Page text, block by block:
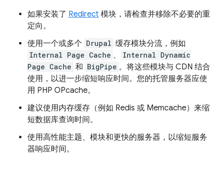
如果安装了 Redirect 模块，请检查并移除不必要的重
定向。
使用一个或多个 Drupal 缓存模块分流，例如
Internal Page Cache 、
Internal Dynamic
Page Cache 和 BigPipe 。将这些模块与 CDN 结合
使用，以进一步缩短响应时间。您的托管服务器应使
用 PHP OPcache。
建议使用内存缓存（例如 Redis 或 Memcache）来缩
短数据库查询时间。
使用高性能主题、模块和更快的服务器，以缩短服务
器响应时间。